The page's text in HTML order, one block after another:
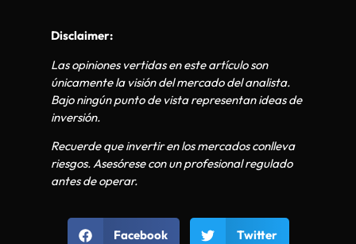
Disclaimer:
Las opiniones vertidas en este artículo son
únicamente la visión del mercado del analista.
Bajo ningún punto de vista representan ideas de
inversión.
Recuerde que invertir en los mercados conlleva
riesgos. Asesórese con un profesional regulado
antes de operar.
Facebook Twitter